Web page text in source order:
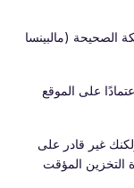
الصحيحة (مالبينسا
على الموقع
غير قادر على
التخزين المؤقت